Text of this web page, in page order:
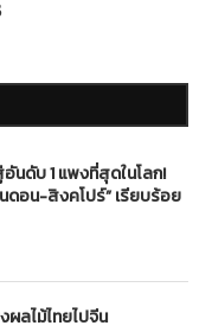
นดับ 1 แพงที่สุดในโลก!
ดอน-สิงคโปร์” เรียบร้อย
ผลไม้ไทยไปจีน